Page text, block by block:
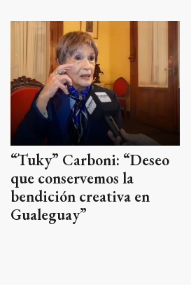
“Tuky” Carboni: “Deseo
que conservemos la
bendición creativa en
Gualeguay”